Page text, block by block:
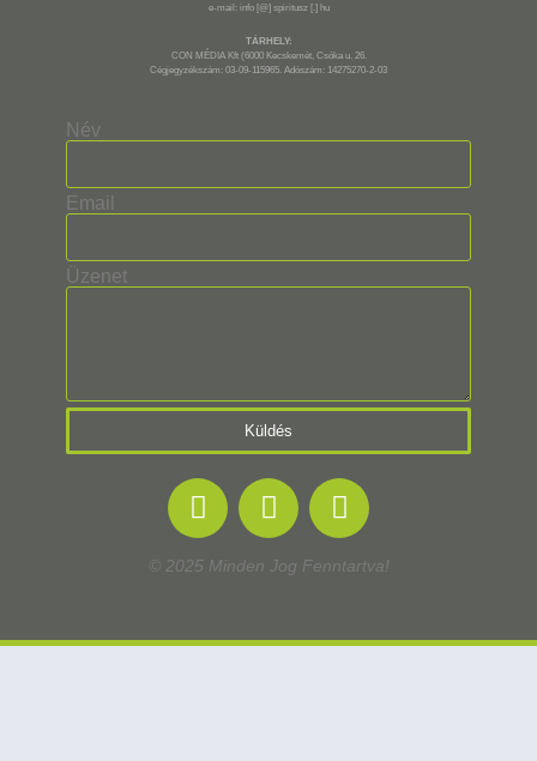
e-mail: info [@] spiritusz [.] hu
TÁRHELY:
CON MÉDIA Kft (6000 Kecskemét, Csóka u. 26.
Cégjegyzékszám: 03-09-115965. Adószám: 14275270-2-03
Név
Email
Üzenet
Küldés
© 2025 Minden Jog Fenntartva!